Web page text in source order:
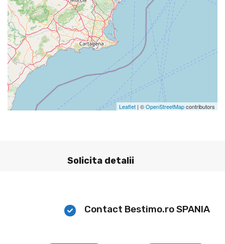
Leaflet | ©OpenStreetMapcontributors
Solicita detalii
Contact Bestimo.ro SPANIA